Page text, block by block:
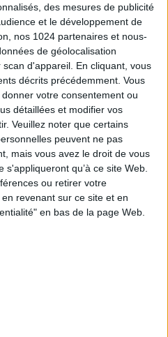
des mesures de publicité
et le développement de
nos 1024 partenaires et nous-
de géolocalisation
scan d'appareil. En cliquant, vous
décrits précédemment. Vous
votre consentement ou
détaillées et modifier vos
Veuillez noter que certains
peuvent ne pas
mais vous avez le droit de vous
qu’à ce site Web.
ou retirer votre
revenant sur ce site et en
en bas de la page Web.
accomplies depuis le 1er
sont les suivants :
;
: 7,10€ ;
sur un chantier : 9,90€ ;
(métropole) : 20,20€
mois).
jorf/id/